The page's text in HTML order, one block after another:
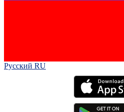
Русский RU‎